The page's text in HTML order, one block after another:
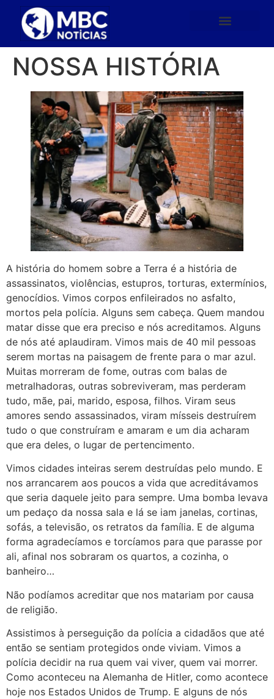
NOSSA HISTÓRIA
A história do homem sobre a Terra é a história de
assassinatos, violências, estupros, torturas, extermínios,
genocídios. Vimos corpos enfileirados no asfalto,
mortos pela polícia. Alguns sem cabeça. Quem mandou
matar disse que era preciso e nós acreditamos. Alguns
de nós até aplaudiram. Vimos mais de 40 mil pessoas
serem mortas na paisagem de frente para o mar azul.
Muitas morreram de fome, outras com balas de
metralhadoras, outras sobreviveram, mas perderam
tudo, mãe, pai, marido, esposa, filhos. Viram seus
amores sendo assassinados, viram mísseis destruírem
tudo o que construíram e amaram e um dia acharam
que era deles, o lugar de pertencimento.
Vimos cidades inteiras serem destruídas pelo mundo. E
nos arrancarem aos poucos a vida que acreditávamos
que seria daquele jeito para sempre. Uma bomba levava
um pedaço da nossa sala e lá se iam janelas, cortinas,
sofás, a televisão, os retratos da família. E de alguma
forma agradecíamos e torcíamos para que parasse por
ali, afinal nos sobraram os quartos, a cozinha, o
banheiro…
Não podíamos acreditar que nos matariam por causa
de religião.
Assistimos à perseguição da polícia a cidadãos que até
então se sentiam protegidos onde viviam. Vimos a
polícia decidir na rua quem vai viver, quem vai morrer.
Como aconteceu na Alemanha de Hitler, como acontece
hoje nos Estados Unidos de Trump. E alguns de nós